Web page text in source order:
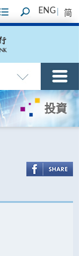
ENG 简
投資